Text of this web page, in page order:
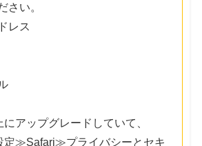
さい。
レス
アップグレードしていて、
定≫Safari≫プライバシーとセキ